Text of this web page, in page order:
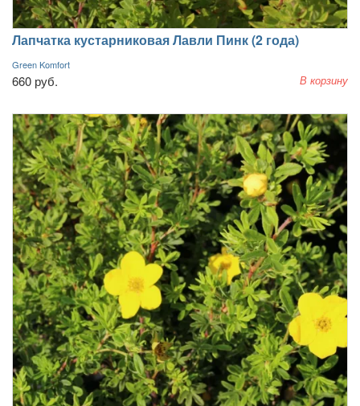
Лапчатка кустарниковая Лавли Пинк (2 года)
Green Komfort
660 руб. В корзину